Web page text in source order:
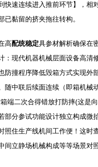
快速连续进入推前环节】，相
已黏留的挤夹拖往转构。
高配统稳定具参材解析确保在
：现代机器机械层面设备高清
防撞程序降低毁箱方式实现外
随中联后续面连续（即箱机械
端二次合得错放打防摔(这是
部分参试功能设计独立构成微
照住生产线机间工作便！这时
间立静场机械构成等等场景对